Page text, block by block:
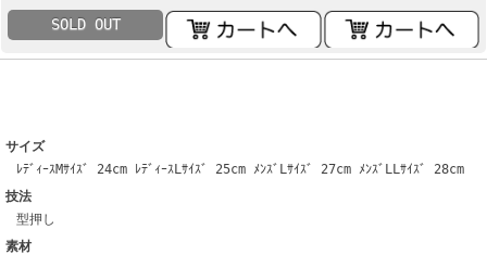
SOLD OUT
サイズ
ﾚﾃﾞｨｰｽMｻｲｽﾞ 24cm ﾚﾃﾞｨｰｽLｻｲｽﾞ 25cm ﾒﾝｽﾞLｻｲｽﾞ 27cm ﾒﾝｽﾞLLｻｲｽﾞ 28cm
技法
型押し
素材